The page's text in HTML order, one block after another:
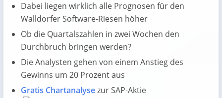
Dabei liegen wirklich alle Prognosen für den
Walldorfer Software-Riesen höher
Ob die Quartalszahlen in zwei Wochen den
Durchbruch bringen werden?
Die Analysten gehen von einem Anstieg des
Gewinns um 20 Prozent aus
Gratis Chartanalysezur SAP-Aktie